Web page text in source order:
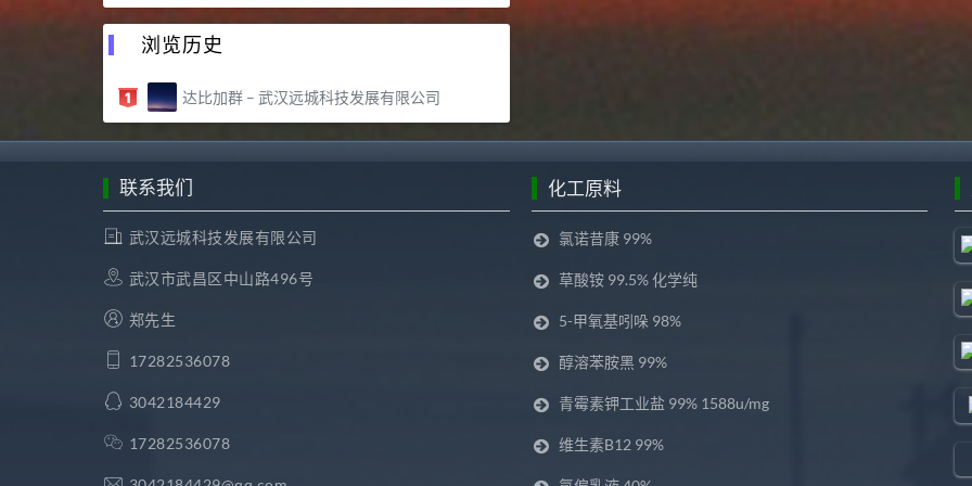
浏览历史
达比加群 – 武汉远城科技发展有限公司
联系我们
武汉远城科技发展有限公司
武汉市武昌区中山路496号
郑先生
17282536078
3042184429
17282536078
化工原料
氯诺昔康 99%
草酸铵 99.5% 化学纯
5-甲氧基吲哚 98%
醇溶苯胺黑 99%
青霉素钾工业盐 99% 1588u/mg
维生素B12 99%